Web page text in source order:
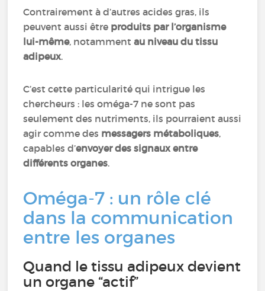
Contrairement à d’autres acides gras, ils
peuvent aussi être produits par l’organisme
lui-même, notammentau niveau du tissu
adipeux.
C’est cette particularité qui intrigue les
chercheurs : les oméga-7 ne sont pas
seulement des nutriments, ils pourraient aussi
agir comme des messagers métaboliques,
capables d’envoyer des signaux entre
différents organes.
Oméga-7 : un rôle clé
dans la communication
entre les organes
Quand le tissu adipeux devient
un organe “actif”